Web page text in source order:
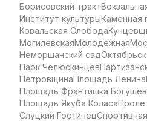
Борисовский тракт
Институт культурыКаменная
Ковальская Слобода
МогилевскаяМолодежная
Неморшанский сад
Парк Челюскинцев
ПетровщинаПлощадь Ленина
Площадь Франтишка
Площадь Якуба Коласа
Слуцкий ГостинецСпортивная